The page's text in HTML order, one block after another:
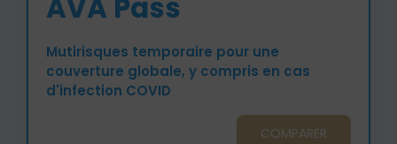
Mutirisques temporaire pour une
couverture globale, y compris en cas
d'infection COVID
COMPARER